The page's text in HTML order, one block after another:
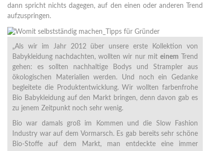
dann spricht nichts dagegen, auf den einen oder anderen Trend
aufzuspringen.
„Als wir im Jahr 2012 über unsere erste Kollektion von
Babykleidung nachdachten, wollten wir nur mit einem Trend
gehen: es sollten nachhaltige Bodys und Strampler aus
ökologischen Materialien werden. Und noch ein Gedanke
begleitete die Produktentwicklung. Wir wollten farbenfrohe
Bio Babykleidung auf den Markt bringen, denn davon gab es
zu jenem Zeitpunkt noch sehr wenig.
Bio war damals groß im Kommen und die Slow Fashion
Industry war auf dem Vormarsch. Es gab bereits sehr schöne
Bio-Stoffe auf dem Markt, man entdeckte eine immer